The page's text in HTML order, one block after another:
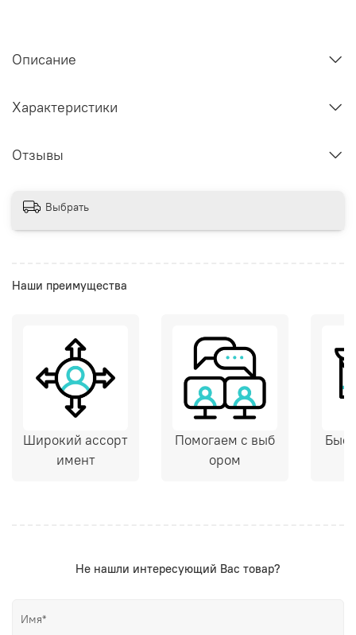
Описание
Характеристики
Отзывы
Выбрать
Наши преимущества
Широкий ассорт
имент
Помогаем с выб
ором
Не нашли интересующий Вас товар?